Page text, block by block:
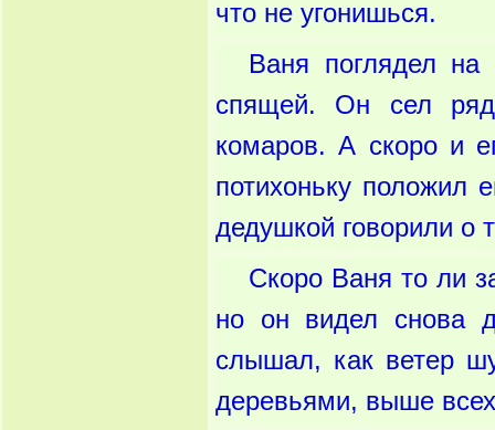
что не угонишься.
Ваня поглядел
спящей. Он сел
комаров. А скоро и
потихоньку положил
дедушкой говорили о
Скоро Ваня то ли
но он видел снова
слышал, как ветер
деревьями, выше